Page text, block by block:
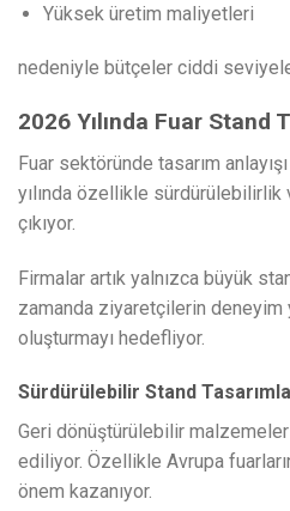
Yüksek üretim maliyetleri
nedeniyle bütçeler ciddi
2026 Yılında Fuar Stand
Fuar sektöründe tasarım
yılında özellikle
çıkıyor.
Firmalar artık yalnızca büyük
zamanda ziyaretçilerin deneyim
oluşturmayı hedefliyor.
Sürdürülebilir Stand
Geri dönüştürülebilir
ediliyor. Özellikle Avrupa
önem kazanıyor.